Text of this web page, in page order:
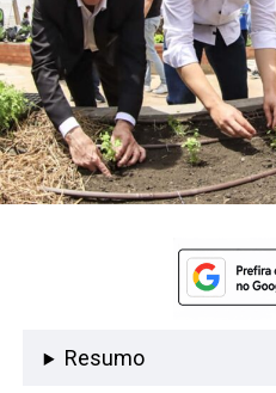
Resumo